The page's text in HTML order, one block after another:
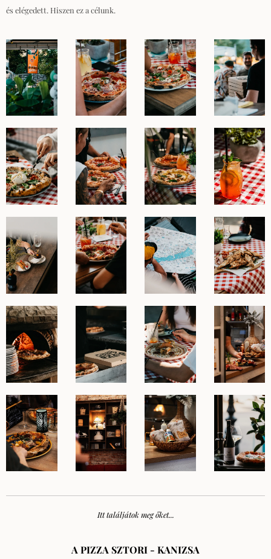
és elégedett. Hiszen ez a célunk.
Itt találjátok meg őket...
A PIZZA SZTORI - KANIZSA